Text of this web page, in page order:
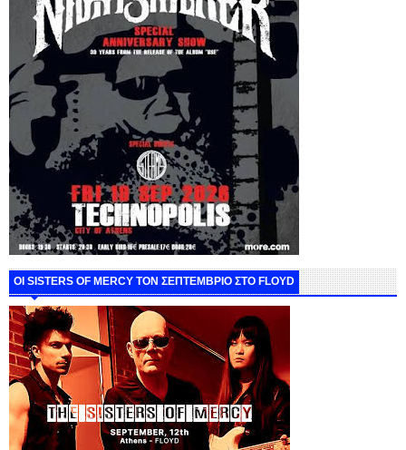
ΟΙ SISTERS OF MERCY ΤΟΝ ΣΕΠΤΕΜΒΡΙΟ ΣΤΟ FLOYD